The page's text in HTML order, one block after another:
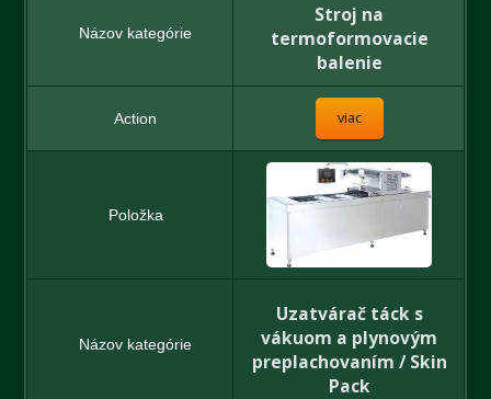
Stroj na
termoformovacie
balenie
viac
Uzatvárač táck s
vákuom a plynovým
preplachovaním / Skin
Pack